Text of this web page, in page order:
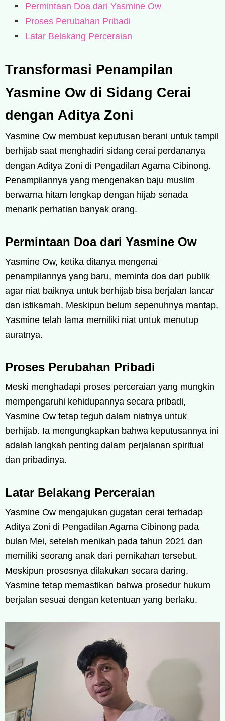
Permintaan Doa dari Yasmine Ow
Proses Perubahan Pribadi
Latar Belakang Perceraian
Transformasi Penampilan
Yasmine Ow di Sidang Cerai
dengan Aditya Zoni
Yasmine Ow membuat keputusan berani untuk tampil
berhijab saat menghadiri sidang cerai perdananya
dengan Aditya Zoni di Pengadilan Agama Cibinong.
Penampilannya yang mengenakan baju muslim
berwarna hitam lengkap dengan hijab senada
menarik perhatian banyak orang.
Permintaan Doa dari Yasmine Ow
Yasmine Ow, ketika ditanya mengenai
penampilannya yang baru, meminta doa dari publik
agar niat baiknya untuk berhijab bisa berjalan lancar
dan istikamah. Meskipun belum sepenuhnya mantap,
Yasmine telah lama memiliki niat untuk menutup
auratnya.
Proses Perubahan Pribadi
Meski menghadapi proses perceraian yang mungkin
mempengaruhi kehidupannya secara pribadi,
Yasmine Ow tetap teguh dalam niatnya untuk
berhijab. Ia mengungkapkan bahwa keputusannya ini
adalah langkah penting dalam perjalanan spiritual
dan pribadinya.
Latar Belakang Perceraian
Yasmine Ow mengajukan gugatan cerai terhadap
Aditya Zoni di Pengadilan Agama Cibinong pada
bulan Mei, setelah menikah pada tahun 2021 dan
memiliki seorang anak dari pernikahan tersebut.
Meskipun prosesnya dilakukan secara daring,
Yasmine tetap memastikan bahwa prosedur hukum
berjalan sesuai dengan ketentuan yang berlaku.